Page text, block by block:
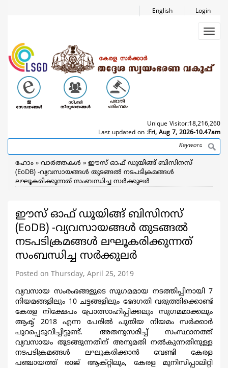
Login
English
Unique Visitor:18,216,260
Last updated on :Fri, Aug 7, 2026-10.47am
Search
Breadcrumb
ഹോം വാര്‍ത്തകള്‍
ഈസ് ഓഫ് ഡൂയിങ്ങ് ബിസിനസ്
(EoDB) -വ്യവസായങ്ങള്‍ തുടങ്ങല്‍ നടപടിക്രമങ്ങള്‍
ലഘൂകരിക്കുന്നത് സംബന്ധിച്ച സര്‍ക്കുലര്‍
ഈസ് ഓഫ് ഡൂയിങ്ങ് ബിസിനസ്
(EoDB) -വ്യവസായങ്ങള്‍ തുടങ്ങല്‍
നടപടിക്രമങ്ങള്‍ ലഘൂകരിക്കുന്നത്
സംബന്ധിച്ച സര്‍ക്കുലര്‍
Posted on Thursday, April 25, 2019
വ്യവസായ സംരംഭങ്ങളുടെ സുഗമമായ നടത്തിപ്പിനായി 7
നിയമങ്ങളിലും 10 ചട്ടങ്ങളിലും ഭേദഗതി വരുത്തിക്കൊണ്ട്
കേരള നിക്ഷേപം പ്രോത്സാഹിപ്പിക്കലും സുഗമമാക്കലും
ആക്ട്‌ 2018 എന്ന പേരില്‍ പുതിയ നിയമം സര്‍ക്കാര്‍
പുറപ്പെടുവിച്ചിട്ടുണ്ട്. അതനുസരിച്ച് സംസ്ഥാനത്ത്
വ്യവസായം തുടങ്ങുന്നതിന് അനുമതി നല്‍കുന്നതിനുള്ള
നടപടിക്രമങ്ങള്‍ ലഘൂകരിക്കാന്‍ വേണ്ടി കേരള
പഞ്ചായത്ത് രാജ് ആക്റ്റിലും, കേരള മുനിസിപ്പാലിറ്റി